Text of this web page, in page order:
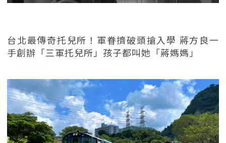
台北最傳奇托兒所！軍眷擠破頭搶入學 蔣方良一
手創辦「三軍托兒所」孩子都叫她「蔣媽媽」